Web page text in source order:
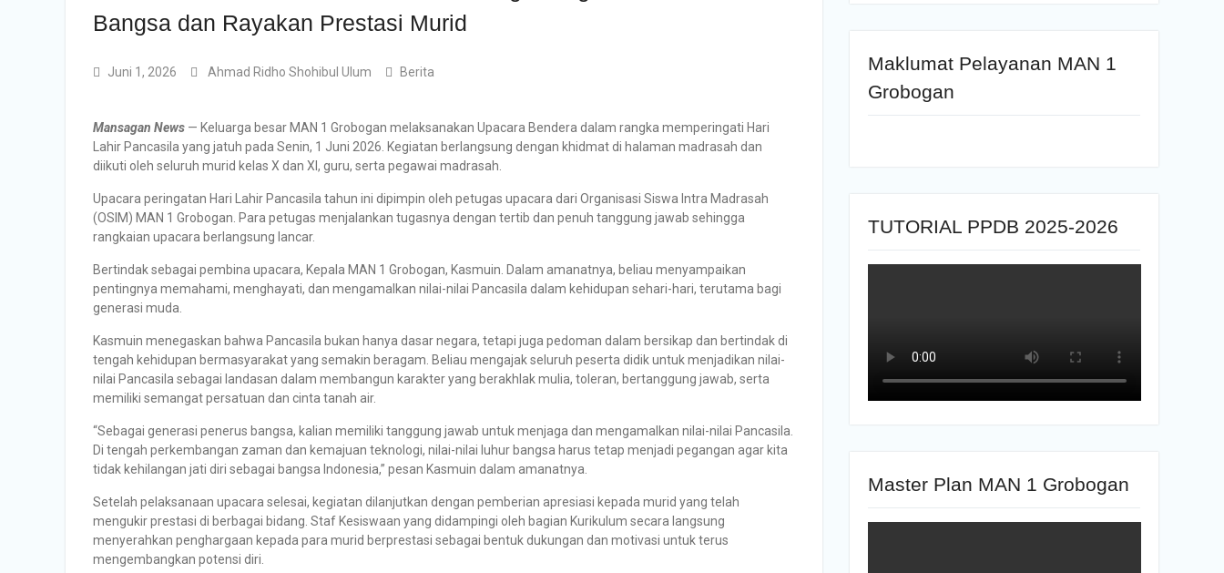
Bangsa dan Rayakan Prestasi Murid
Juni 1, 2026 Ahmad Ridho Shohibul Ulum Berita
Mansagan News — Keluarga besar MAN 1 Grobogan melaksanakan Upacara Bendera dalam rangka memperingati Hari
Lahir Pancasila yang jatuh pada Senin, 1 Juni 2026. Kegiatan berlangsung dengan khidmat di halaman madrasah dan
diikuti oleh seluruh murid kelas X dan XI, guru, serta pegawai madrasah.
Upacara peringatan Hari Lahir Pancasila tahun ini dipimpin oleh petugas upacara dari Organisasi Siswa Intra Madrasah
(OSIM) MAN 1 Grobogan. Para petugas menjalankan tugasnya dengan tertib dan penuh tanggung jawab sehingga
rangkaian upacara berlangsung lancar.
Bertindak sebagai pembina upacara, Kepala MAN 1 Grobogan, Kasmuin. Dalam amanatnya, beliau menyampaikan
pentingnya memahami, menghayati, dan mengamalkan nilai-nilai Pancasila dalam kehidupan sehari-hari, terutama bagi
generasi muda.
Kasmuin menegaskan bahwa Pancasila bukan hanya dasar negara, tetapi juga pedoman dalam bersikap dan bertindak di
tengah kehidupan bermasyarakat yang semakin beragam. Beliau mengajak seluruh peserta didik untuk menjadikan nilai-
nilai Pancasila sebagai landasan dalam membangun karakter yang berakhlak mulia, toleran, bertanggung jawab, serta
memiliki semangat persatuan dan cinta tanah air.
“Sebagai generasi penerus bangsa, kalian memiliki tanggung jawab untuk menjaga dan mengamalkan nilai-nilai Pancasila.
Di tengah perkembangan zaman dan kemajuan teknologi, nilai-nilai luhur bangsa harus tetap menjadi pegangan agar kita
tidak kehilangan jati diri sebagai bangsa Indonesia,” pesan Kasmuin dalam amanatnya.
Setelah pelaksanaan upacara selesai, kegiatan dilanjutkan dengan pemberian apresiasi kepada murid yang telah
mengukir prestasi di berbagai bidang. Staf Kesiswaan yang didampingi oleh bagian Kurikulum secara langsung
menyerahkan penghargaan kepada para murid berprestasi sebagai bentuk dukungan dan motivasi untuk terus
mengembangkan potensi diri.
Maklumat Pelayanan MAN 1
Grobogan
TUTORIAL PPDB 2025-2026
Master Plan MAN 1 Grobogan